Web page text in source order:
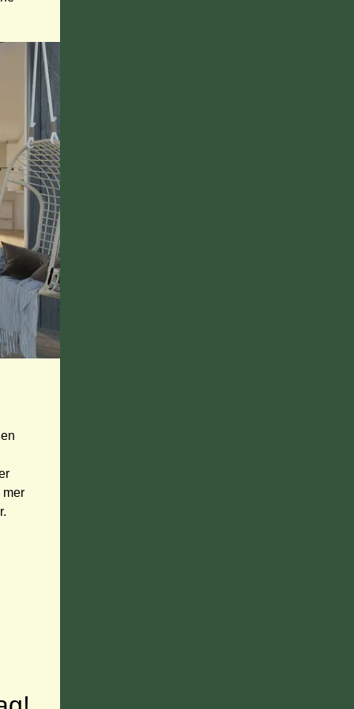
mer